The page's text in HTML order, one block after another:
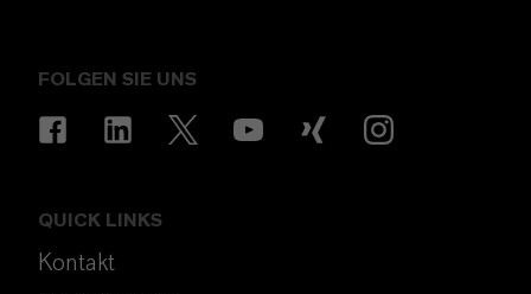
FOLGEN SIE UNS
QUICK LINKS
Kontakt